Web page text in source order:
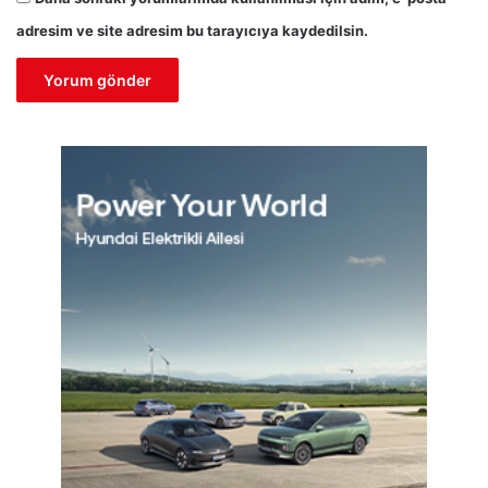
adresim ve site adresim bu tarayıcıya kaydedilsin.